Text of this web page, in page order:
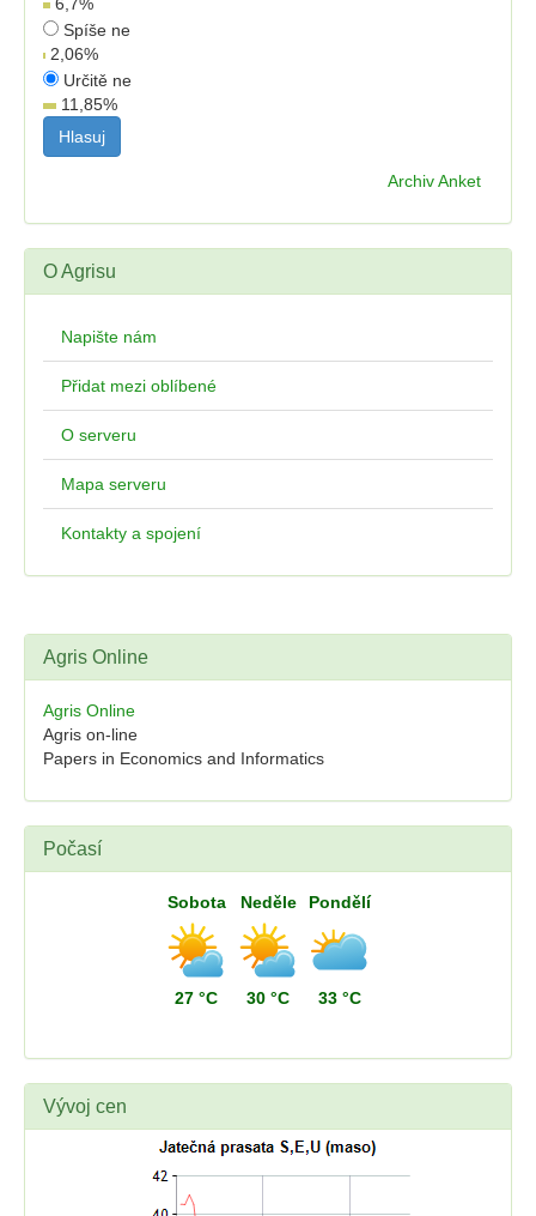
6,7%
Spíše ne
2,06%
Určitě ne
11,85%
Archiv Anket
O Agrisu
Napište nám
Přidat mezi oblíbené
O serveru
Mapa serveru
Kontakty a spojení
Agris Online
Agris Online
Agris on-line
Papers in Economics and Informatics
Počasí
Sobota
27 °C
Neděle
30 °C
Pondělí
33 °C
Vývoj cen